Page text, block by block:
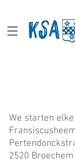
We starten
2520 Broechem